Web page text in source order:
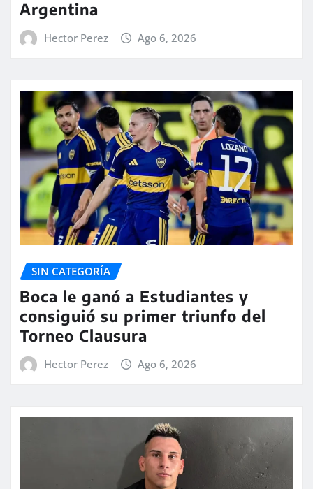
Argentina
Hector Perez Ago 6, 2026
SIN CATEGORÍA
Boca le ganó a Estudiantes y
consiguió su primer triunfo del
Torneo Clausura
Hector Perez Ago 6, 2026